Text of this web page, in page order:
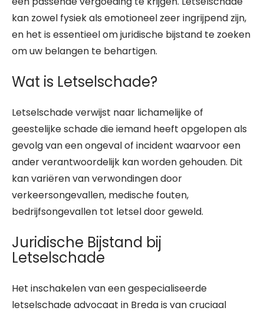
kan zowel fysiek als emotioneel zeer ingrijpend zijn,
en het is essentieel om juridische bijstand te zoeken
om uw belangen te behartigen.
Wat is Letselschade?
Letselschade verwijst naar lichamelijke of
geestelijke schade die iemand heeft opgelopen als
gevolg van een ongeval of incident waarvoor een
ander verantwoordelijk kan worden gehouden. Dit
kan variëren van verwondingen door
verkeersongevallen, medische fouten,
bedrijfsongevallen tot letsel door geweld.
Juridische Bijstand bij
Letselschade
Het inschakelen van een gespecialiseerde
letselschade advocaat in Breda is van cruciaal